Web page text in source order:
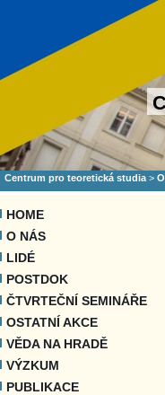
Centrum pro teoretická studia >
HOME
O NÁS
LIDÉ
POSTDOK
ČTVRTEČNÍ SEMINÁŘE
OSTATNÍ AKCE
VĚDA NA HRADĚ
VÝZKUM
PUBLIKACE